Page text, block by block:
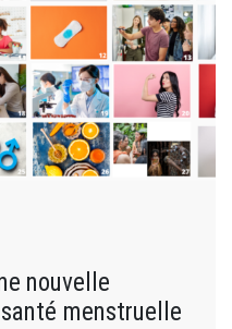
nouvelle
menstruelle